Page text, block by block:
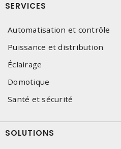
SERVICES
Automatisation et contrôle
Puissance et distribution
Éclairage
Domotique
Santé et sécurité
SOLUTIONS